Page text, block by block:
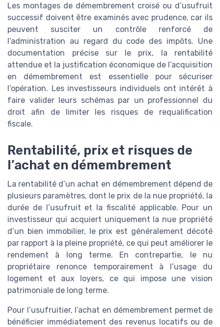
Les montages de démembrement croisé ou d’usufruit
successif doivent être examinés avec prudence, car ils
peuvent susciter un contrôle renforcé de
l’administration au regard du code des impôts. Une
documentation précise sur le prix, la rentabilité
attendue et la justification économique de l’acquisition
en démembrement est essentielle pour sécuriser
l’opération. Les investisseurs individuels ont intérêt à
faire valider leurs schémas par un professionnel du
droit afin de limiter les risques de requalification
fiscale.
Rentabilité, prix et risques de
l’achat en démembrement
La rentabilité d’un achat en démembrement dépend de
plusieurs paramètres, dont le prix de la nue propriété, la
durée de l’usufruit et la fiscalité applicable. Pour un
investisseur qui acquiert uniquement la nue propriété
d’un bien immobilier, le prix est généralement décoté
par rapport à la pleine propriété, ce qui peut améliorer le
rendement à long terme. En contrepartie, le nu
propriétaire renonce temporairement à l’usage du
logement et aux loyers, ce qui impose une vision
patrimoniale de long terme.
Pour l’usufruitier, l’achat en démembrement permet de
bénéficier immédiatement des revenus locatifs ou de